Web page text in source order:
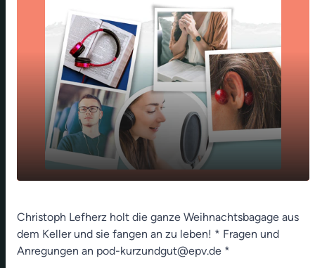
play_arrow
00:00 01:18
Christoph Lefherz holt die ganze Weihnachtsbagage aus
dem Keller und sie fangen an zu leben! * Fragen und
Anregungen an pod-kurzundgut@epv.de *